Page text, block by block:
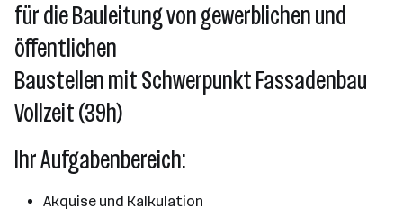
für die Bauleitung von gewerblichen und
öffentlichen
Baustellen mit Schwerpunkt Fassadenbau
Vollzeit (39h)
Ihr Aufgabenbereich:
Akquise und Kalkulation